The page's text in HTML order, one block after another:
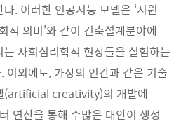
. 이러한 인공지능 모델은 ‘지원
적 의미’와 같이 건축설계분야에
사회심리학적 현상들을 실험하는
이외에도, 가상의 인간과 같은 기술
(artificial creativity)의 개발에
연산을 통해 수많은 대안이 생성